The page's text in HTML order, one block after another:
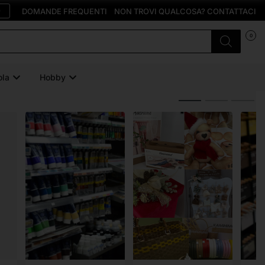
DOMANDE FREQUENTI NON TROVI QUALCOSA? CONTATTACI
0
Hobby